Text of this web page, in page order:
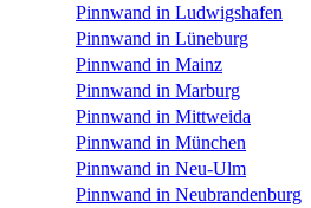
Pinnwand in Ludwigshafen
Pinnwand in Lüneburg
Pinnwand in Mainz
Pinnwand in Marburg
Pinnwand in Mittweida
Pinnwand in München
Pinnwand in Neu-Ulm
Pinnwand in Neubrandenburg